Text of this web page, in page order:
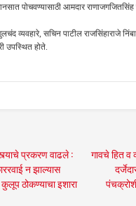
पोचवण्यासाठी आमदार राणाजगजितसिंह
व्यवहारे, सचिन पाटील राजसिंहाराजे
उपस्थित होते.
प्रकरण वाढले :
न झाल्यास
ठोकण्याचा इशारा
गावचे हित व